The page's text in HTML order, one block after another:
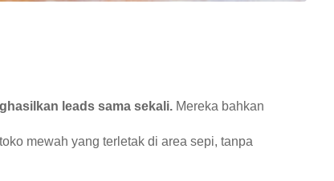
leads sama sekali. Mereka bahkan
mewah yang terletak di area sepi, tanpa